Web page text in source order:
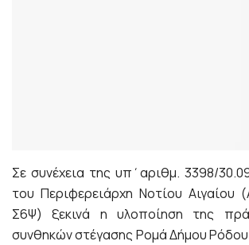
Σε συνέχεια της υπ΄αριθμ. 3398/
του Περιφερειάρχη Νοτίου
Σ6Ψ) ξεκινά η υλοποίηση της
συνθηκών στέγασης Ρομά Δήμου